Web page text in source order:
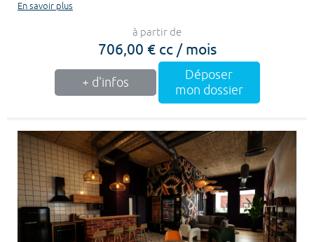
En savoir plus
à partir de
706,00 € cc / mois
+ d'infos
Déposer
mon dossier